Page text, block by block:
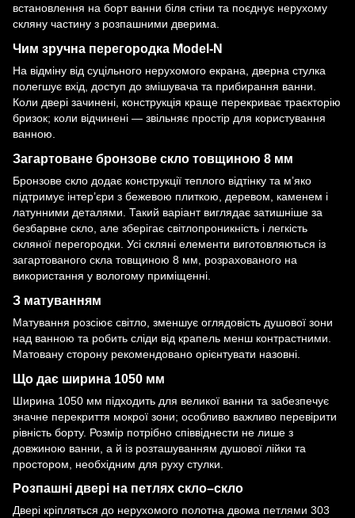
встановлення на борт ванни біля стіни та поєднує нерухому
скляну частину з розпашними дверима.
Чим зручна перегородка Model-N
На відміну від суцільного нерухомого екрана, дверна стулка
полегшує вхід, доступ до змішувача та прибирання ванни.
Коли двері зачинені, конструкція краще перекриває траєкторію
бризок; коли відчинені — звільняє простір для користування
ванною.
Загартоване бронзове скло товщиною 8 мм
Бронзове скло додає конструкції теплого відтінку та м’яко
підтримує інтер’єри з бежевою плиткою, деревом, каменем і
латунними деталями. Такий варіант виглядає затишніше за
безбарвне скло, але зберігає світлопроникність і легкість
скляної перегородки. Усі скляні елементи виготовляються із
загартованого скла товщиною 8 мм, розрахованого на
використання у вологому приміщенні.
З матуванням
Матування розсіює світло, зменшує оглядовість душової зони
над ванною та робить сліди від крапель менш контрастними.
Матовану сторону рекомендовано орієнтувати назовні.
Що дає ширина 1050 мм
Ширина 1050 мм підходить для великої ванни та забезпечує
значне перекриття мокрої зони; особливо важливо перевірити
рівність борту. Розмір потрібно співвіднести не лише з
довжиною ванни, а й із розташуванням душової лійки та
простором, необхідним для руху стулки.
Розпашні двері на петлях скло–скло
Двері кріпляться до нерухомого полотна двома петлями 303